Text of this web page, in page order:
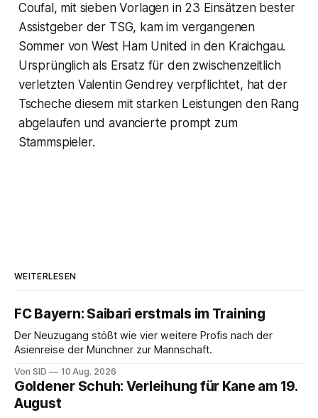
Coufal, mit sieben Vorlagen in 23 Einsätzen bester
Assistgeber der TSG, kam im vergangenen
Sommer von West Ham United in den Kraichgau.
Ursprünglich als Ersatz für den zwischenzeitlich
verletzten Valentin Gendrey verpflichtet, hat der
Tscheche diesem mit starken Leistungen den Rang
abgelaufen und avancierte prompt zum
Stammspieler.
WEITERLESEN
FC Bayern: Saibari erstmals im Training
Der Neuzugang stößt wie vier weitere Profis nach der
Asienreise der Münchner zur Mannschaft.
Von SID 10 Aug. 2026
Goldener Schuh: Verleihung für Kane am 19.
August